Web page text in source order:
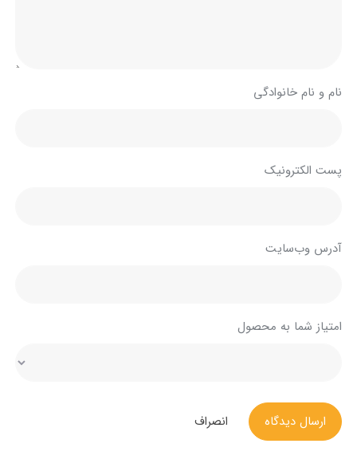
نام و نام خانوادگی
پست الکترونیک
آدرس وب‌سایت
امتیاز شما به محصول
ارسال دیدگاه انصراف